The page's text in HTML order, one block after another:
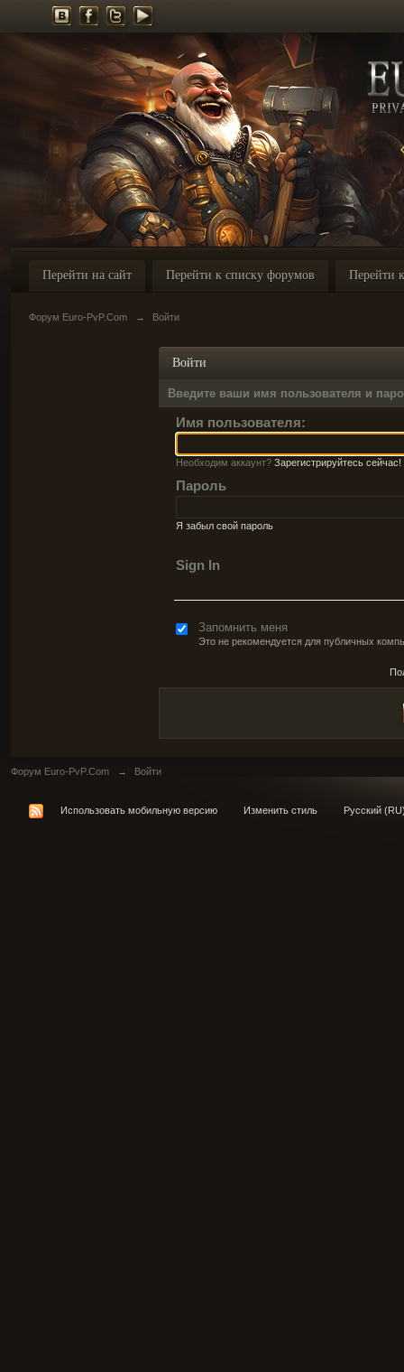
Перейти на сайт Перейти к списку форумов Перейти
Форум Euro-PvP.Com → Войти
Войти
Введите ваши имя пользователя и
Имя пользователя:
Необходим аккаунт? Зарегистрируйтесь сейчас!
Пароль
Я забыл свой пароль
Sign In
Запомнить меня
Это не рекомендуется для публичных
Форум Euro-PvP.Com → Войти
Использовать мобильную версию Изменить стиль Русский